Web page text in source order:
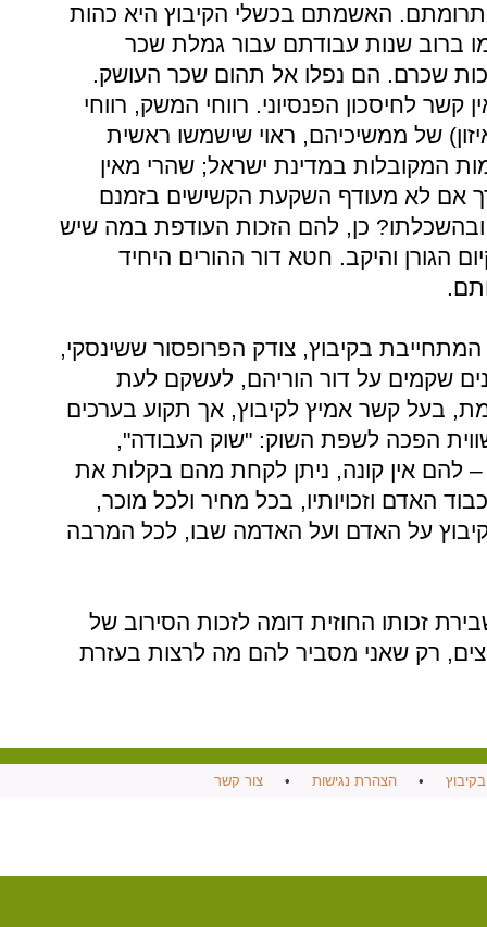
האשמתם בכשלי הקיבוץ היא כהות
ברוב שנות עבודתם עבור גמלת שכר
שכרם. הם נפלו אל תהום שכר העושק.
קשר לחיסכון הפנסיוני. רווחי המשק, רווחי
של ממשיכיהם, ראוי שישמשו ראשית
המקובלות במדינת ישראל; שהרי מאין
אם לא מעודף השקעת הקשישים בזמנם
ובהשכלתו? כן, להם הזכות העודפת במה שיש
הגורן והיקב. חטא דור ההורים היחיד
המתחייבת בקיבוץ, צודק הפרופסור ששינסקי,
שקמים על דור הוריהם, לעשקם לעת
בעל קשר אמיץ לקיבוץ, אך תקוע בערכים
הפכה לשפת השוק: "שוק העבודה",
– להם אין קונה, ניתן לקחת מהם בקלות את
האדם וזכויותיו, בכל מחיר ולכל מוכר,
על האדם ועל האדמה שבו, לכל המרבה
זכותו החוזית דומה לזכות הסירוב של
רק שאני מסביר להם מה לרצות בעזרת
•הצהרת נגישות •צור קשר